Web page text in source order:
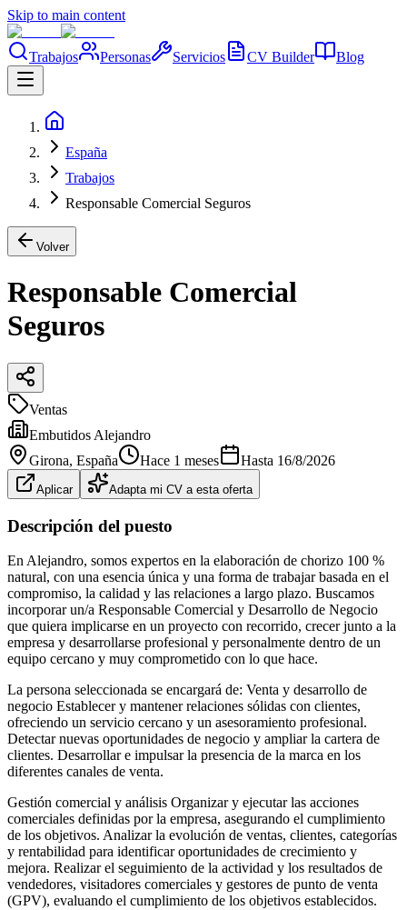
Skip to main content
Trabajos Personas Servicios CV Builder Blog
España
Trabajos
Responsable Comercial Seguros
Volver
Responsable Comercial
Seguros
Ventas
Embutidos Alejandro
Girona, España Hace 1 meses Hasta 16/8/2026
Aplicar Adapta mi CV a esta oferta
Descripción del puesto
En Alejandro, somos expertos en la elaboración de chorizo 100 %
natural, con una esencia única y una forma de trabajar basada en el
compromiso, la calidad y las relaciones a largo plazo. Buscamos
incorporar un/a Responsable Comercial y Desarrollo de Negocio
que quiera implicarse en un proyecto con recorrido, crecer junto a la
empresa y desarrollarse profesional y personalmente dentro de un
equipo cercano y muy comprometido con lo que hace.
La persona seleccionada se encargará de: Venta y desarrollo de
negocio Establecer y mantener relaciones sólidas con clientes,
ofreciendo un servicio cercano y un asesoramiento profesional.
Detectar nuevas oportunidades de negocio y ampliar la cartera de
clientes. Desarrollar e impulsar la presencia de la marca en los
diferentes canales de venta.
Gestión comercial y análisis Organizar y ejecutar las acciones
comerciales definidas por la empresa, asegurando el cumplimiento
de los objetivos. Analizar la evolución de ventas, clientes, categorías
y rentabilidad para identificar oportunidades de crecimiento y
mejora. Realizar el seguimiento de la actividad y los resultados de
vendedores, visitadores comerciales y gestores de punto de venta
(GPV), evaluando el cumplimiento de los objetivos establecidos.